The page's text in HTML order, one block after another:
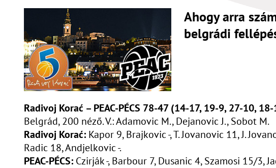
Ahogy arra
belgrádi
Radivoj Korać – PEAC-PÉCS 78-47 (14-17, 19-9, 27-10,
Belgrád, 200 néző. V.: Adamovic M., Dejanovic J., Sobot M.
Radivoj Korać: Kapor 9, Brajkovic -, T. Jovanovic 11, J.
Radic 18, Andjelkovic -.
PEAC-PÉCS: Czirják -, Barbour 7, Dusanic 4, Szamosi 15/3,